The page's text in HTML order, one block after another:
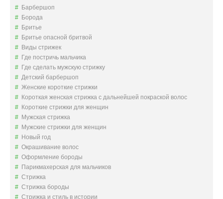
Барбершоп
Борода
Бритье
Бритье опасной бритвой
Виды стрижек
Где постричь мальчика
Где сделать мужскую стрижку
Детский барбершоп
Женские короткие стрижки
Короткая женская стрижка с дальнейшей покраской волос
Короткие стрижки для женщин
Мужская стрижка
Мужские стрижки для женщин
Новый год
Окрашивание волос
Оформление бороды
Парикмахерская для мальчиков
Стрижка
Стрижка бороды
Стрижка и стиль в истории